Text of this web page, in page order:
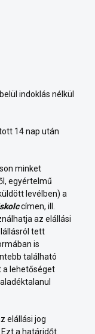
indoklás nélkül
14 nap után
minket
egyértelmű
levélben) a
címen, ill.
az elállási
tett
is
található
a lehetőséget
elállási jog
a határidőt